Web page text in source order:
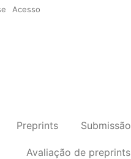
Acesso
Preprints Submissão
Avaliação de preprints